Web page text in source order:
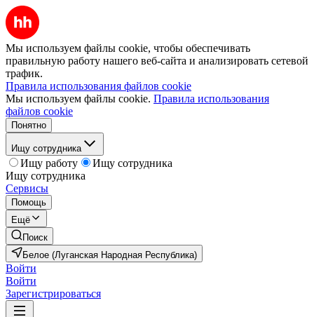
Мы используем файлы cookie, чтобы обеспечивать
правильную работу нашего веб-сайта и анализировать сетевой
трафик.
Правила использования файлов cookie
Мы используем файлы cookie. Правила использования
файлов cookie
Понятно
Ищу сотрудника
Ищу работу
Ищу сотрудника
Ищу сотрудника
Сервисы
Помощь
Ещё
Поиск
Белое (Луганская Народная Республика)
Войти
Войти
Зарегистрироваться